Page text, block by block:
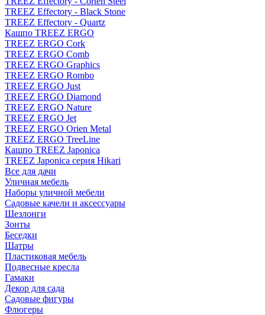
TREEZ Effectory - Black Stone
TREEZ Effectory - Quartz
Кашпо TREEZ ERGO
TREEZ ERGO Cork
TREEZ ERGO Comb
TREEZ ERGO Graphics
TREEZ ERGO Rombo
TREEZ ERGO Just
TREEZ ERGO Diamond
TREEZ ERGO Nature
TREEZ ERGO Jet
TREEZ ERGO Orien Metal
TREEZ ERGO TreeLine
Кашпо TREEZ Japonica
TREEZ Japonica серия Hikari
Все для дачи
Уличная мебель
Наборы уличной мебели
Садовые качели и аксессуары
Шезлонги
Зонты
Беседки
Шатры
Пластиковая мебель
Подвесные кресла
Гамаки
Декор для сада
Садовые фигуры
Флюгеры